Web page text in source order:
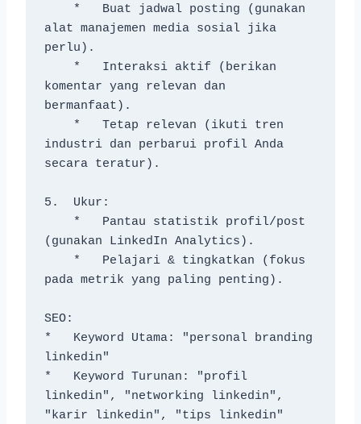
alat manajemen media sosial jika
perlu).
komentar yang relevan dan
bermanfaat).
industri dan perbarui profil Anda
secara teratur).
5.  Ukur:
(gunakan LinkedIn Analytics).
pada metrik yang paling penting).
SEO:
*   Keyword Utama: "personal branding
linkedin"
*   Keyword Turunan: "profil
linkedin", "networking linkedin",
"karir linkedin", "tips linkedin"